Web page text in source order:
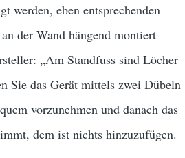
werden, eben entsprechenden
der Wand hängend montiert
„Am Standfuss sind Löcher
Sie das Gerät mittels zwei Dübeln
vorzunehmen und danach das
dem ist nichts hinzuzufügen.